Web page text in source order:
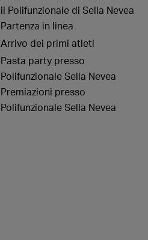
il Polifunzionale di Sella Nevea
Partenza in linea
Arrivo dei primi atleti
Pasta party presso
Polifunzionale Sella Nevea
Premiazioni presso
Polifunzionale Sella Nevea